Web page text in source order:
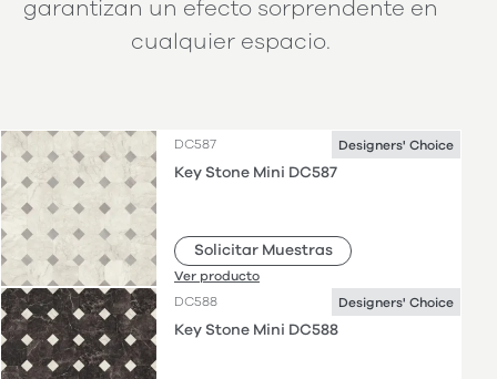
garantizan un efecto sorprendente en
cualquier espacio.
DC587 Designers' Choice
Key Stone Mini DC587
Solicitar Muestras
Ver producto
DC588
Designers' Choice
Key Stone Mini DC588